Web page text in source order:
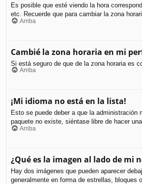
Es posible que esté viendo la hora
etc. Recuerde que para cambiar la zona
Arriba
Cambié la zona horaria en mi
Si está seguro de que de la zona horaria es
Arriba
¡Mi idioma no está en la lista!
Esto se puede deber a que la
paquete no existe, siéntase libre de hacer
Arriba
¿Qué es la imagen al lado de mi
Hay dos imágenes que pueden aparecer
generalmente en forma de estrellas,